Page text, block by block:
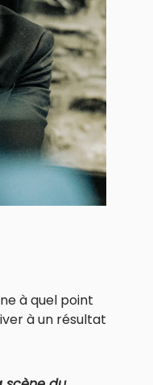
à quel point
à un résultat